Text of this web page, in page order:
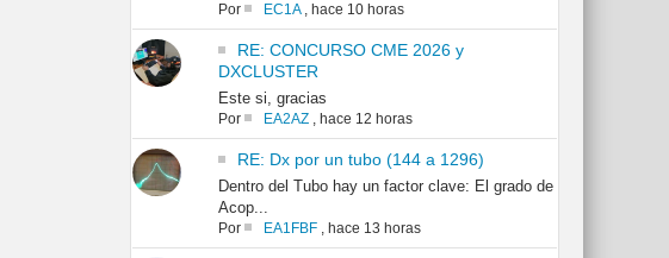
Por EC1A, hace 10 horas
RE: CONCURSO CME 2026 y
DXCLUSTER
Este si, gracias
Por EA2AZ, hace 12 horas
RE: Dx por un tubo (144 a 1296)
Dentro del Tubo hay un factor clave: El grado de
Acop...
Por EA1FBF, hace 13 horas